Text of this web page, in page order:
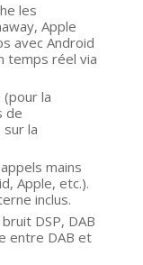
les
Apple
avec Android
temps réel via
(pour la
de
la
mains
Apple, etc.).
inclus.
DSP, DAB
entre DAB et